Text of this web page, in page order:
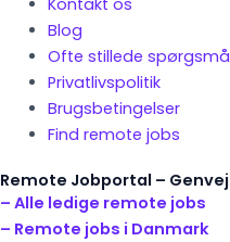
Kontakt os
Blog
Ofte stillede
Privatlivspolitik
Brugsbetingelser
Find remote jobs
Remote Jobportal –
– Alle ledige remote jobs
– Remote jobs i Danmark